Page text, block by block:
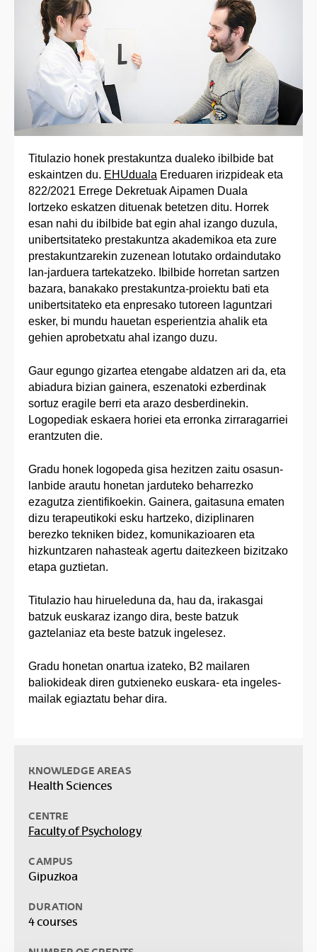
Titulazio honek prestakuntza dualeko ibilbide bat
eskaintzen du. EHUduala Ereduaren irizpideak eta
822/2021 Errege Dekretuak Aipamen Duala
lortzeko eskatzen dituenak betetzen ditu. Horrek
esan nahi du ibilbide bat egin ahal izango duzula,
unibertsitateko prestakuntza akademikoa eta zure
prestakuntzarekin zuzenean lotutako ordaindutako
lan-jarduera tartekatzeko. Ibilbide horretan sartzen
bazara, banakako prestakuntza-proiektu bati eta
unibertsitateko eta enpresako tutoreen laguntzari
esker, bi mundu hauetan esperientzia ahalik eta
gehien aprobetxatu ahal izango duzu.
Gaur egungo gizartea etengabe aldatzen ari da, eta
abiadura bizian gainera, eszenatoki ezberdinak
sortuz eragile berri eta arazo desberdinekin.
Logopediak eskaera horiei eta erronka zirraragarriei
erantzuten die.
Gradu honek logopeda gisa hezitzen zaitu osasun-
lanbide arautu honetan jarduteko beharrezko
ezagutza zientifikoekin. Gainera, gaitasuna ematen
dizu terapeutikoki esku hartzeko, diziplinaren
berezko tekniken bidez, komunikazioaren eta
hizkuntzaren nahasteak agertu daitezkeen bizitzako
etapa guztietan.
Titulazio hau hirueleduna da, hau da, irakasgai
batzuk euskaraz izango dira, beste batzuk
gaztelaniaz eta beste batzuk ingelesez.
Gradu honetan onartua izateko, B2 mailaren
baliokideak diren gutxieneko euskara- eta ingeles-
mailak egiaztatu behar dira.
KNOWLEDGE AREAS
Health Sciences
CENTRE
Faculty of Psychology
CAMPUS
Gipuzkoa
DURATION
4 courses